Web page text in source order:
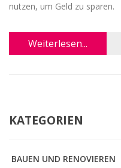
nutzen, um Geld zu sparen.
Weiterlesen...
KATEGORIEN
BAUEN UND RENOVIEREN